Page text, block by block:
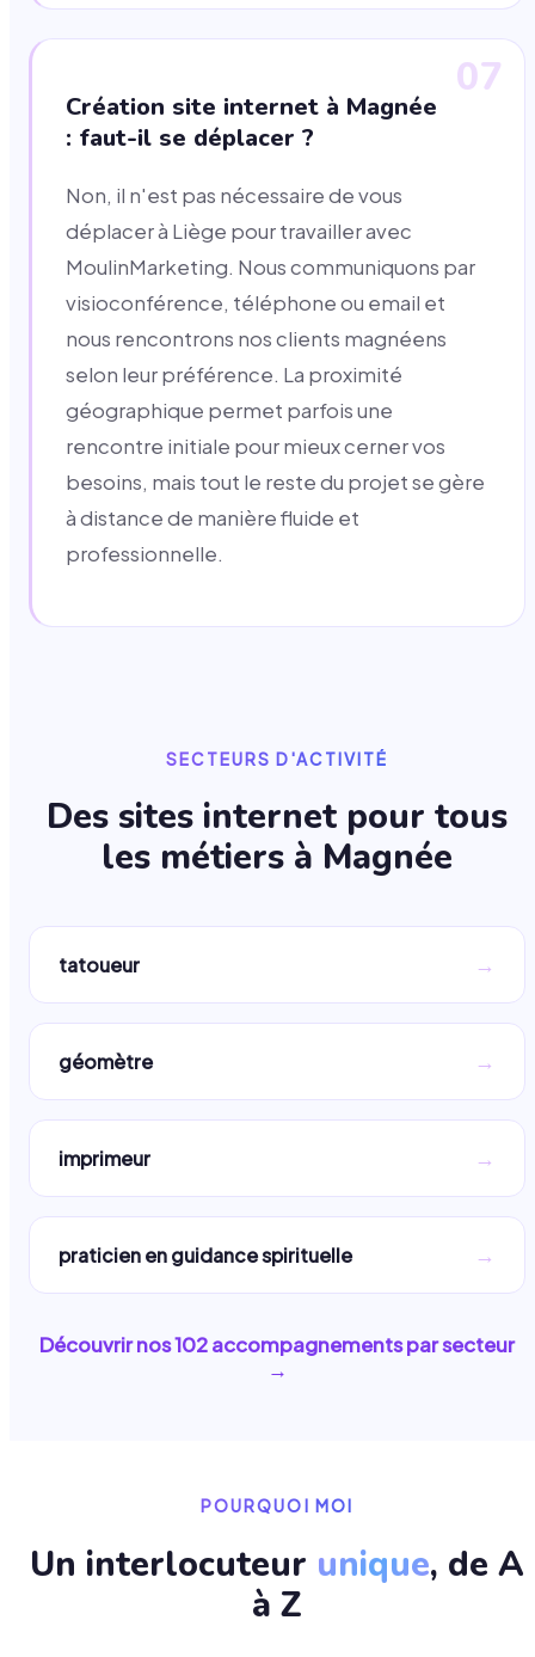
07
Création site internet à Magnée
: faut-il se déplacer ?
Non, il n'est pas nécessaire de vous
déplacer à Liège pour travailler avec
MoulinMarketing. Nous communiquons par
visioconférence, téléphone ou email et
nous rencontrons nos clients magnéens
selon leur préférence. La proximité
géographique permet parfois une
rencontre initiale pour mieux cerner vos
besoins, mais tout le reste du projet se gère
à distance de manière fluide et
professionnelle.
SECTEURS D'ACTIVITÉ
Des sites internet pour tous
les métiers à Magnée
tatoueur →
géomètre →
imprimeur →
praticien en guidance spirituelle →
Découvrir nos102accompagnements par secteur
→
POURQUOI MOI
Un interlocuteur unique, de A
à Z